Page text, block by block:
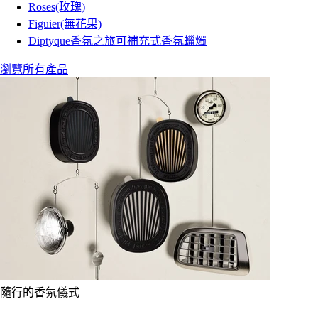
Roses(玫瑰)
Figuier(無花果)
Diptyque香氛之旅可補充式香氛蠟燭
瀏覽所有產品
隨行的香氛儀式